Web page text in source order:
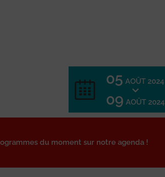
05 AOÛT 2024
09 AOÛT 2024
du moment sur notre agenda !